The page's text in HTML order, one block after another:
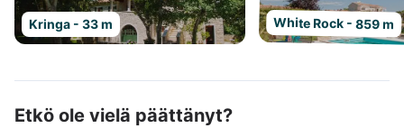
Kringa - 33 m White Rock - 859 m
Etkö ole vielä päättänyt?